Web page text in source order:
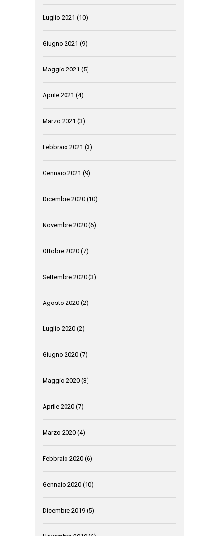
Luglio 2021 (10)
Giugno 2021 (9)
Maggio 2021 (5)
Aprile 2021 (4)
Marzo 2021 (3)
Febbraio 2021 (3)
Gennaio 2021 (9)
Dicembre 2020 (10)
Novembre 2020 (6)
Ottobre 2020 (7)
Settembre 2020 (3)
Agosto 2020 (2)
Luglio 2020 (2)
Giugno 2020 (7)
Maggio 2020 (3)
Aprile 2020 (7)
Marzo 2020 (4)
Febbraio 2020 (6)
Gennaio 2020 (10)
Dicembre 2019 (5)